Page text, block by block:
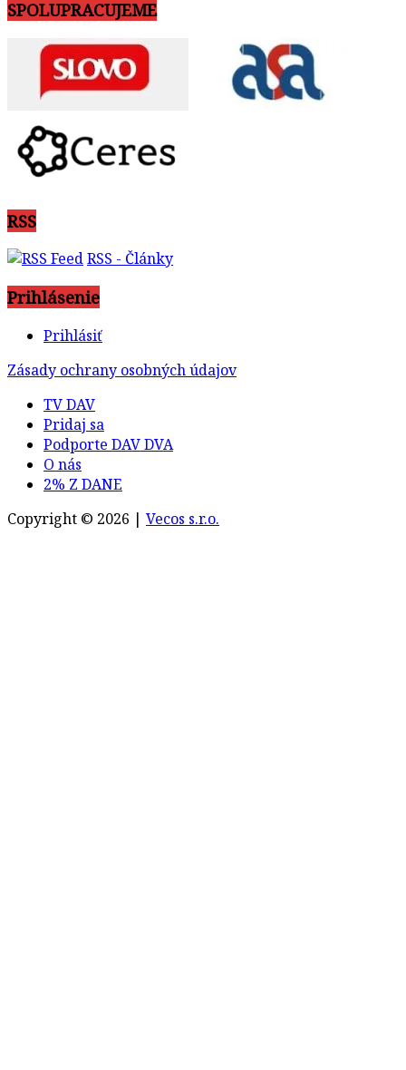
SPOLUPRACUJEME
RSS
RSS - Články
Prihlásenie
Prihlásiť
Zásady ochrany osobných údajov
TV DAV
Pridaj sa
Podporte DAV DVA
O nás
2% Z DANE
Copyright © 2026 | Vecos s.r.o.